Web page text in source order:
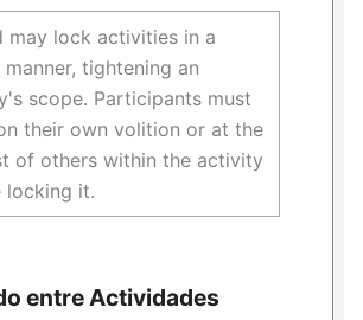
may lock activities in a
manner, tightening an
scope. Participants must
their own volition or at the
of others within the activity
locking it.
entre Actividades